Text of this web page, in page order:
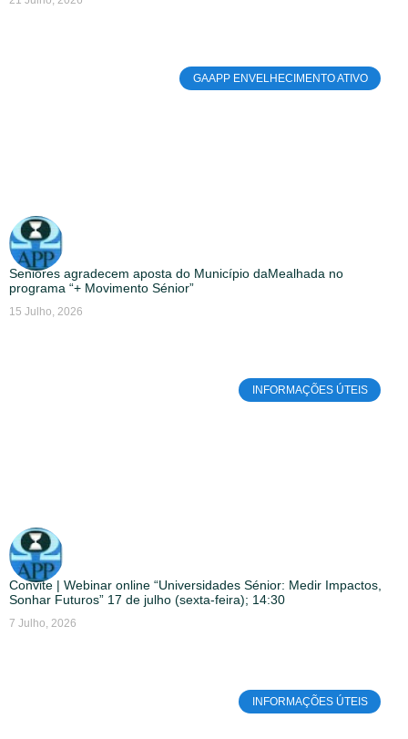
GAAPP ENVELHECIMENTO ATIVO
Seniores agradecem aposta do Município daMealhada no
programa “+ Movimento Sénior”
15 Julho, 2026
INFORMAÇÕES ÚTEIS
Convite | Webinar online “Universidades Sénior: Medir Impactos,
Sonhar Futuros” 17 de julho (sexta-feira); 14:30
7 Julho, 2026
INFORMAÇÕES ÚTEIS